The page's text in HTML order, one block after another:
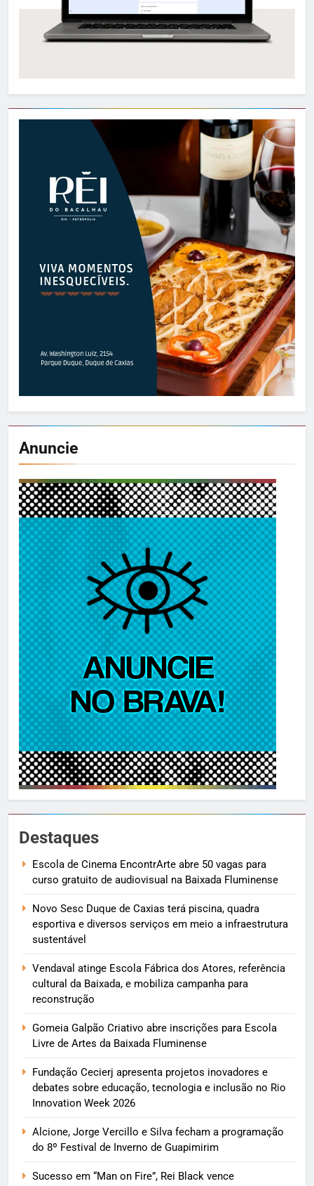
Anuncie
Destaques
Escola de Cinema EncontrArte abre 50 vagas para
curso gratuito de audiovisual na Baixada Fluminense
Novo Sesc Duque de Caxias terá piscina, quadra
esportiva e diversos serviços em meio a infraestrutura
sustentável
Vendaval atinge Escola Fábrica dos Atores, referência
cultural da Baixada, e mobiliza campanha para
reconstrução
Gomeia Galpão Criativo abre inscrições para Escola
Livre de Artes da Baixada Fluminense
Fundação Cecierj apresenta projetos inovadores e
debates sobre educação, tecnologia e inclusão no Rio
Innovation Week 2026
Alcione, Jorge Vercillo e Silva fecham a programação
do 8º Festival de Inverno de Guapimirim
Sucesso em “Man on Fire”, Rei Black vence